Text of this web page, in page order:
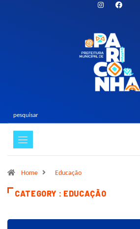
Home Educação
CATEGORY : EDUCAÇÃO